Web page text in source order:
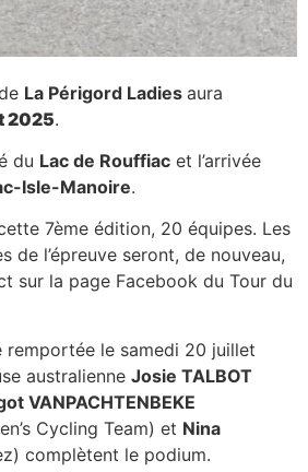
EN ROUTE
La Périgord Ladies aura
2025.
du Lac de Rouffiac et l’arrivée
Isle-Manoire.
7ème édition, 20 équipes. Les
de l’épreuve seront, de nouveau,
sur la page Facebook du Tour du
remportée le samedi 20 juillet
australienne Josie TALBOT
VANPACHTENBEKE
Cycling Team) et Nina
complètent le podium.